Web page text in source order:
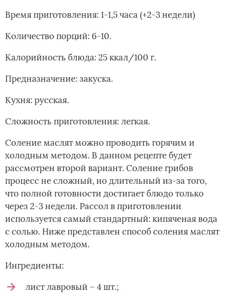
Время приготовления: 1-1,5 часа (+2-3 недели)
Количество порций: 6-10.
Калорийность блюда: 25 ккал/100 г.
Предназначение: закуска.
Кухня: русская.
Сложность приготовления: легкая.
Соление маслят можно проводить горячим и
холодным методом. В данном рецепте будет
рассмотрен второй вариант. Соление грибов
процесс не сложный, но длительный из-за того,
что полной готовности достигает блюдо только
через 2-3 недели. Рассол в приготовлении
используется самый стандартный: кипяченая вода
с солью. Ниже представлен способ соления маслят
холодным методом.
Ингредиенты:
лист лавровый – 4 шт.;